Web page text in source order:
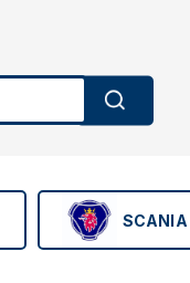
SCANIA